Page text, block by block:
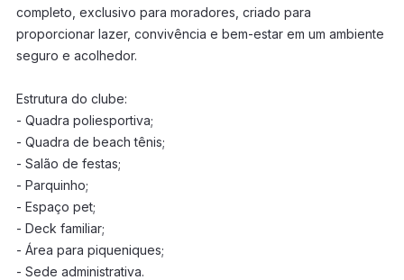
completo, exclusivo para moradores, criado para
proporcionar lazer, convivência e bem-estar em um ambiente
seguro e acolhedor.
Estrutura do clube:
- Quadra poliesportiva;
- Quadra de beach tênis;
- Salão de festas;
- Parquinho;
- Espaço pet;
- Deck familiar;
- Área para piqueniques;
- Sede administrativa.